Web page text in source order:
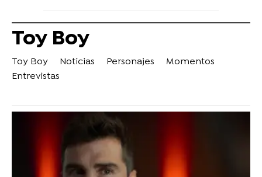
Toy Boy
Toy Boy Noticias Personajes
Momentos
Entrevistas